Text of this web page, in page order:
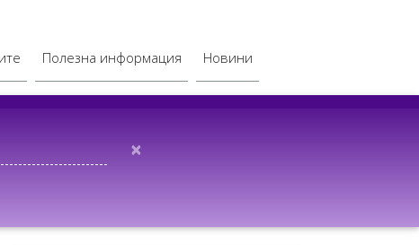
Полезна информация Новини
×